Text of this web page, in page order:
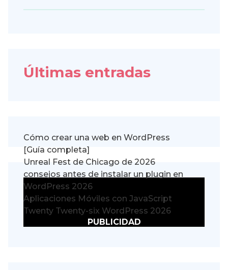
Últimas entradas
Cómo crear una web en WordPress
[Guía completa]
Unreal Fest de Chicago de 2026
consejos antes de instalar un plugin en
WordPress 2026
Aplicaciones Móviles con JavaScript
Twenty Twenty-six WordPress 2026
PUBLICIDAD